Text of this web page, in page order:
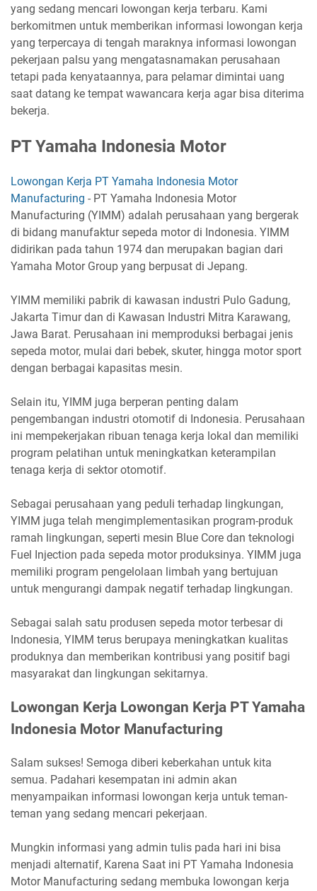
yang sedang mencari lowongan kerja terbaru. Kami
berkomitmen untuk memberikan informasi lowongan kerja
yang terpercaya di tengah maraknya informasi lowongan
pekerjaan palsu yang mengatasnamakan perusahaan
tetapi pada kenyataannya, para pelamar dimintai uang
saat datang ke tempat wawancara kerja agar bisa diterima
bekerja.
PT Yamaha Indonesia Motor
Lowongan Kerja PT Yamaha Indonesia Motor
Manufacturing - PT Yamaha Indonesia Motor
Manufacturing (YIMM) adalah perusahaan yang bergerak
di bidang manufaktur sepeda motor di Indonesia. YIMM
didirikan pada tahun 1974 dan merupakan bagian dari
Yamaha Motor Group yang berpusat di Jepang.
YIMM memiliki pabrik di kawasan industri Pulo Gadung,
Jakarta Timur dan di Kawasan Industri Mitra Karawang,
Jawa Barat. Perusahaan ini memproduksi berbagai jenis
sepeda motor, mulai dari bebek, skuter, hingga motor sport
dengan berbagai kapasitas mesin.
Selain itu, YIMM juga berperan penting dalam
pengembangan industri otomotif di Indonesia. Perusahaan
ini mempekerjakan ribuan tenaga kerja lokal dan memiliki
program pelatihan untuk meningkatkan keterampilan
tenaga kerja di sektor otomotif.
Sebagai perusahaan yang peduli terhadap lingkungan,
YIMM juga telah mengimplementasikan program-produk
ramah lingkungan, seperti mesin Blue Core dan teknologi
Fuel Injection pada sepeda motor produksinya. YIMM juga
memiliki program pengelolaan limbah yang bertujuan
untuk mengurangi dampak negatif terhadap lingkungan.
Sebagai salah satu produsen sepeda motor terbesar di
Indonesia, YIMM terus berupaya meningkatkan kualitas
produknya dan memberikan kontribusi yang positif bagi
masyarakat dan lingkungan sekitarnya.
Lowongan Kerja Lowongan Kerja PT Yamaha
Indonesia Motor Manufacturing
Salam sukses! Semoga diberi keberkahan untuk kita
semua. Padahari kesempatan ini admin akan
menyampaikan informasi lowongan kerja untuk teman-
teman yang sedang mencari pekerjaan.
Mungkin informasi yang admin tulis pada hari ini bisa
menjadi alternatif, Karena Saat ini PT Yamaha Indonesia
Motor Manufacturing sedang membuka lowongan kerja